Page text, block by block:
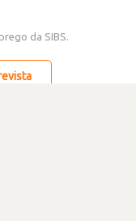
da SIBS.